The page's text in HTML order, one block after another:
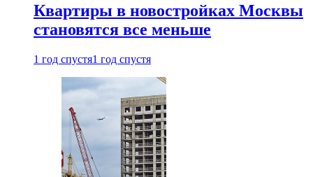
Квартиры в новостройках Москвы
становятся все меньше
1 год спустя1 год спустя